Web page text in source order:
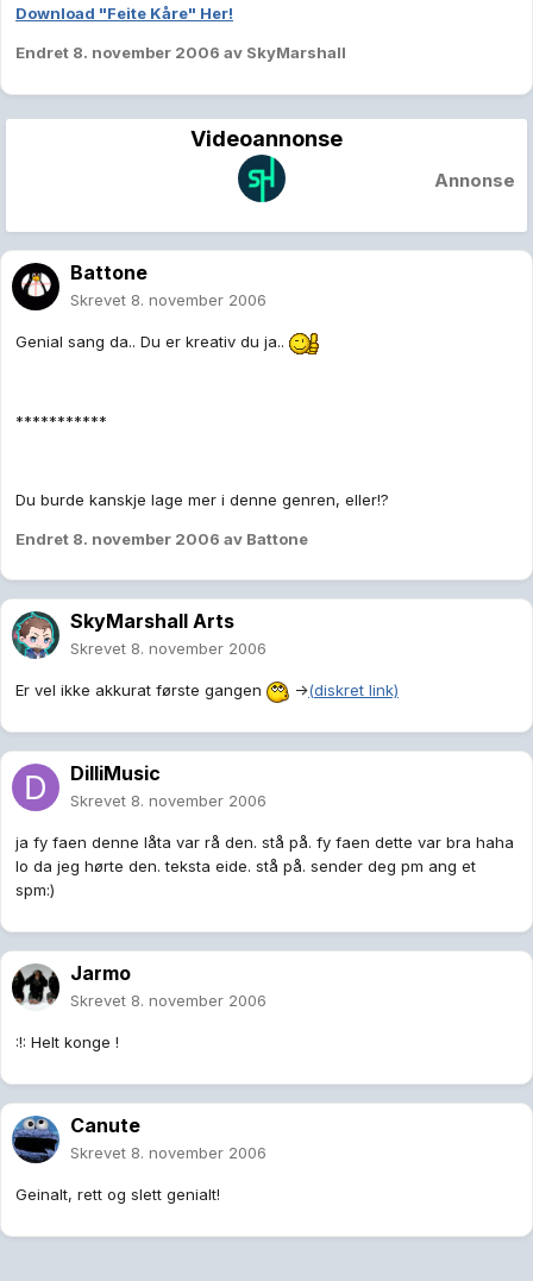
Download "Feite Kåre" Her!
Endret 8. november 2006 av SkyMarshall
Videoannonse
Annonse
Battone
Skrevet 8. november 2006
Genial sang da.. Du er kreativ du ja..
***********
Du burde kanskje lage mer i denne genren, eller!?
Endret 8. november 2006 av Battone
SkyMarshall Arts
Skrevet 8. november 2006
Er vel ikke akkurat første gangen ->(diskret link)
DilliMusic
Skrevet 8. november 2006
ja fy faen denne låta var rå den. stå på. fy faen dette var bra haha
lo da jeg hørte den. teksta eide. stå på. sender deg pm ang et
spm:)
Jarmo
Skrevet 8. november 2006
:!: Helt konge !
Canute
Skrevet 8. november 2006
Geinalt, rett og slett genialt!